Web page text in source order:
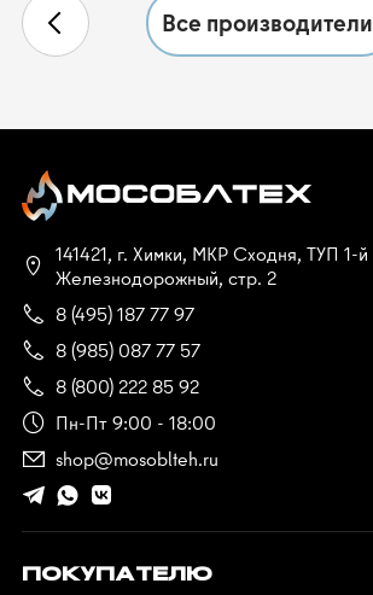
Все производители
141421, г. Химки, МКР Сходня, ТУП 1-й
Железнодорожный, стр. 2
8 (495) 187 77 97
8 (985) 087 77 57
8 (800) 222 85 92
Пн-Пт 9:00 - 18:00
shop@mosoblteh.ru
ПОКУПАТЕЛЮ